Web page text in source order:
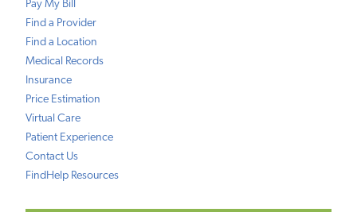
Pay My Bill
Find a Provider
Find a Location
Medical Records
Insurance
Price Estimation
Virtual Care
Patient Experience
Contact Us
FindHelp Resources